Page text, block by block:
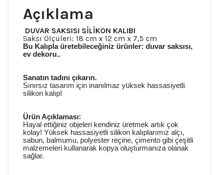
Açıklama
DUVAR SAKSISI SİLİKON KALIBI
Saksı Ölçüleri: 18 cm x 12 cm x 7,5 cm
Bu Kalıpla üretebileceğiniz ürünler: duvar saksısı,
ev dekoru..
Sanatın tadını çıkarın.
Sınırsız tasarım için inanılmaz yüksek hassasiyetli
silikon kalıp!
Ürün Açıklaması:
Hayal ettiğiniz objeleri kendiniz üretmek artık çok
kolay! Yüksek hassasiyetli silikon kalıplarımız alçı,
sabun, balmumu, polyester reçine, çimento gibi çeşitli
malzemeleri kullanarak kopya oluşturmanıza olanak
sağlar.